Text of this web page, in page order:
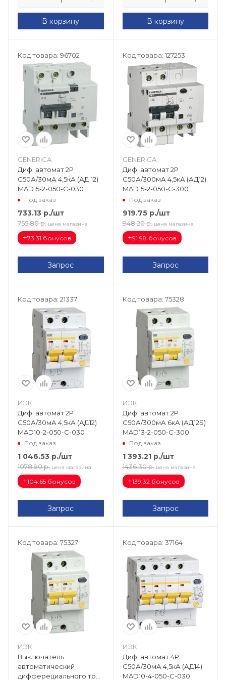
В корзину В корзину
Код товара: 96702
GENERICA
Диф. автомат 2Р
C50А/30мА 4,5кА (АД 12)
MAD15-2-050-C-030
Под заказ
733.13 р./шт
755.80 р. цена магазина
+73.31 бонусов
Запрос
Код товара: 127253
GENERICA
Диф. автомат 2Р
С50А/300мА 4,5кА (АД12)
MAD15-2-050-C-300
Под заказ
919.75р./шт
948.20 р. цена магазина
+91.98 бонусов
Запрос
Код товара: 21337
ИЭК
Диф. автомат 2Р
С50А/30мА 4,5кА (АД12)
MAD10-2-050-C-030
Под заказ
1 046.53 р./шт
1078.90 р. цена магазина
+104.65 бонусов
Запрос
Код товара: 75328
ИЭК
Диф. автомат 2Р
С50А/300мА 6кА (АД12S)
MAD13-2-050-C-300
Под заказ
1 393.21р./шт
1436.30 р. цена магазина
+139.32 бонусов
Запрос
Код товара: 75327
ИЭК
Выключатель
автоматический
дифферециального тока
Код товара: 37164
ИЭК
Диф. автомат 4Р
С50А/30мА 4,5кА (АД14)
MAD10-4-050-C-030